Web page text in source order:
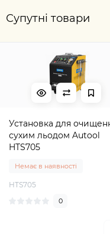
Супутні товари
Установка для
сухим льодом Autool
HTS705
Немає в наявності
HTS705
0